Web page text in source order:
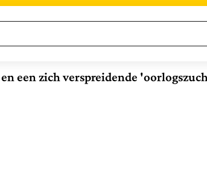
Het Vaticaan publiceert
een zich verspreidende